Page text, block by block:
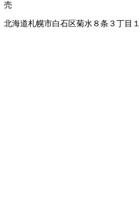
売
北海道札幌市白石区菊水８条３丁目